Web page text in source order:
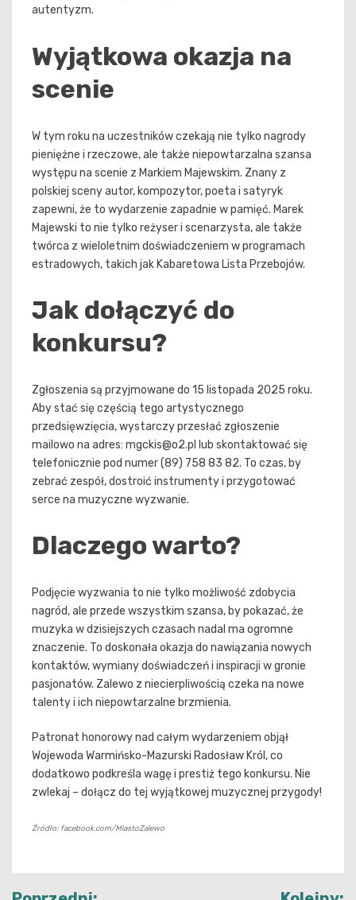
autentyzm.
Wyjątkowa okazja na
scenie
W tym roku na uczestników czekają nie tylko nagrody
pieniężne i rzeczowe, ale także niepowtarzalna szansa
występu na scenie z Markiem Majewskim. Znany z
polskiej sceny autor, kompozytor, poeta i satyryk
zapewni, że to wydarzenie zapadnie w pamięć. Marek
Majewski to nie tylko reżyser i scenarzysta, ale także
twórca z wieloletnim doświadczeniem w programach
estradowych, takich jak Kabaretowa Lista Przebojów.
Jak dołączyć do
konkursu?
Zgłoszenia są przyjmowane do 15 listopada 2025 roku.
Aby stać się częścią tego artystycznego
przedsięwzięcia, wystarczy przesłać zgłoszenie
mailowo na adres: mgckis@o2.pl lub skontaktować się
telefonicznie pod numer (89) 758 83 82. To czas, by
zebrać zespół, dostroić instrumenty i przygotować
serce na muzyczne wyzwanie.
Dlaczego warto?
Podjęcie wyzwania to nie tylko możliwość zdobycia
nagród, ale przede wszystkim szansa, by pokazać, że
muzyka w dzisiejszych czasach nadal ma ogromne
znaczenie. To doskonała okazja do nawiązania nowych
kontaktów, wymiany doświadczeń i inspiracji w gronie
pasjonatów. Zalewo z niecierpliwością czeka na nowe
talenty i ich niepowtarzalne brzmienia.
Patronat honorowy nad całym wydarzeniem objął
Wojewoda Warmińsko-Mazurski Radosław Król, co
dodatkowo podkreśla wagę i prestiż tego konkursu. Nie
zwlekaj – dołącz do tej wyjątkowej muzycznej przygody!
Źródło: facebook.com/MiastoZalewo
Nawigacja